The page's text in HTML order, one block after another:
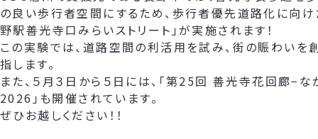
の良い歩行者空間にするため、歩行者優先道路化に向け
野駅善光寺口みらいストリート」が実施されます！
この実験では、道路空間の利活用を試み、街の賑わいを
指します。
また、５月３日から５日には、「第25回 善光寺花回廊−な
2026」も開催されています。
ぜひお越しください！！